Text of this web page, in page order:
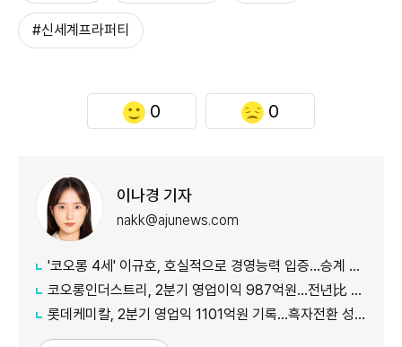
#신세계프라퍼티
0 0
이나경 기자
nakk@ajunews.com
'코오롱 4세' 이규호, 호실적으로 경영능력 입증…승계 기반 강화
코오롱인더스트리, 2분기 영업이익 987억원...전년比 118% 증가
롯데케미칼, 2분기 영업익 1101억원 기록...흑자전환 성공